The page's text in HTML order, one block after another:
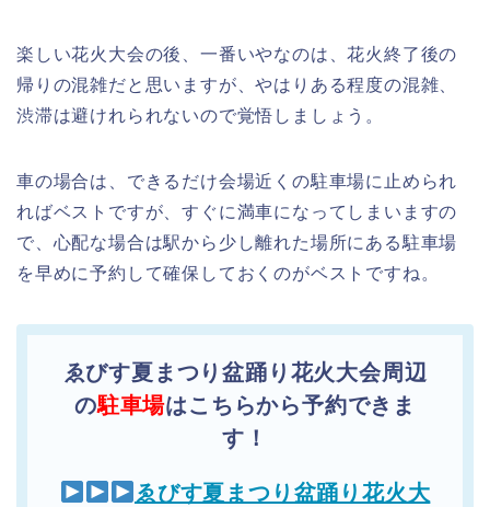
楽しい花火大会の後、一番いやなのは、花火終了後の
帰りの混雑だと思いますが、やはりある程度の混雑、
渋滞は避けれられないので覚悟しましょう。
車の場合は、できるだけ会場近くの駐車場に止められ
ればベストですが、すぐに満車になってしまいますの
で、心配な場合は駅から少し離れた場所にある駐車場
を早めに予約して確保しておくのがベストですね。
ゑびす夏まつり盆踊り花火大会周辺
の駐車場はこちらから予約できま
す！
ゑびす夏まつり盆踊り花火大